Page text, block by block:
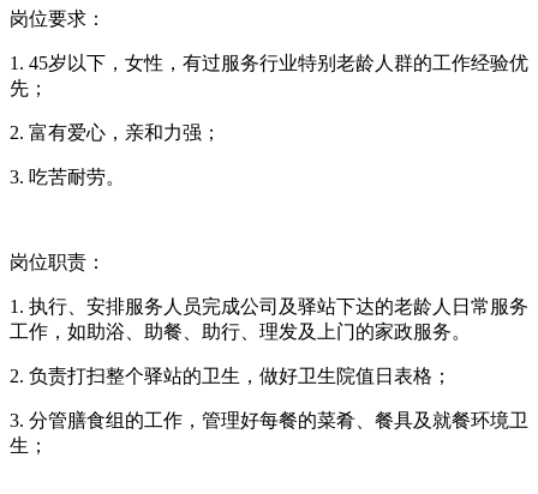
岗位要求：
1. 45岁以下，女性，有过服务行业特别老龄人群的工作经验优
先；
2. 富有爱心，亲和力强；
3. 吃苦耐劳。
岗位职责：
1. 执行、安排服务人员完成公司及驿站下达的老龄人日常服务
工作，如助浴、助餐、助行、理发及上门的家政服务。
2. 负责打扫整个驿站的卫生，做好卫生院值日表格；
3. 分管膳食组的工作，管理好每餐的菜肴、餐具及就餐环境卫
生；